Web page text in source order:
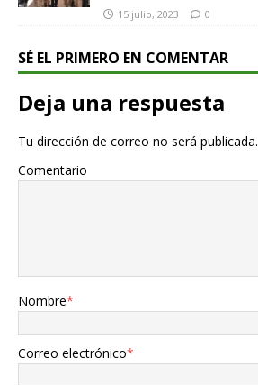
15 julio, 2023 0
SÉ EL PRIMERO EN COMENTAR
Deja una respuesta
Tu dirección de correo no será publicada.
Comentario
Nombre*
Correo electrónico*